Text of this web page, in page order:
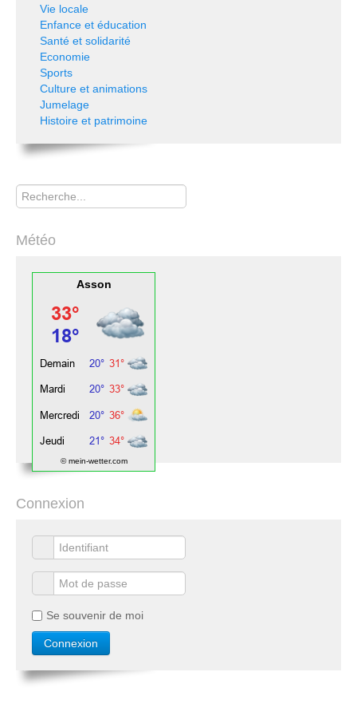
Vie locale
Enfance et éducation
Santé et solidarité
Economie
Sports
Culture et animations
Jumelage
Histoire et patrimoine
Rechercher
Météo
Asson
© mein-wetter.com
Connexion
Se souvenir de moi